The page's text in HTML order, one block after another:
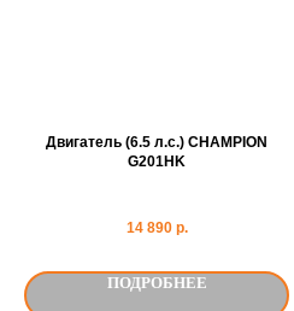
Двигатель (6.5 л.с.) CHAMPION
G201HK
14 890 р.
ПОДРОБНЕЕ